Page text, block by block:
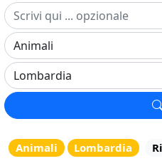
Animali Lombardia